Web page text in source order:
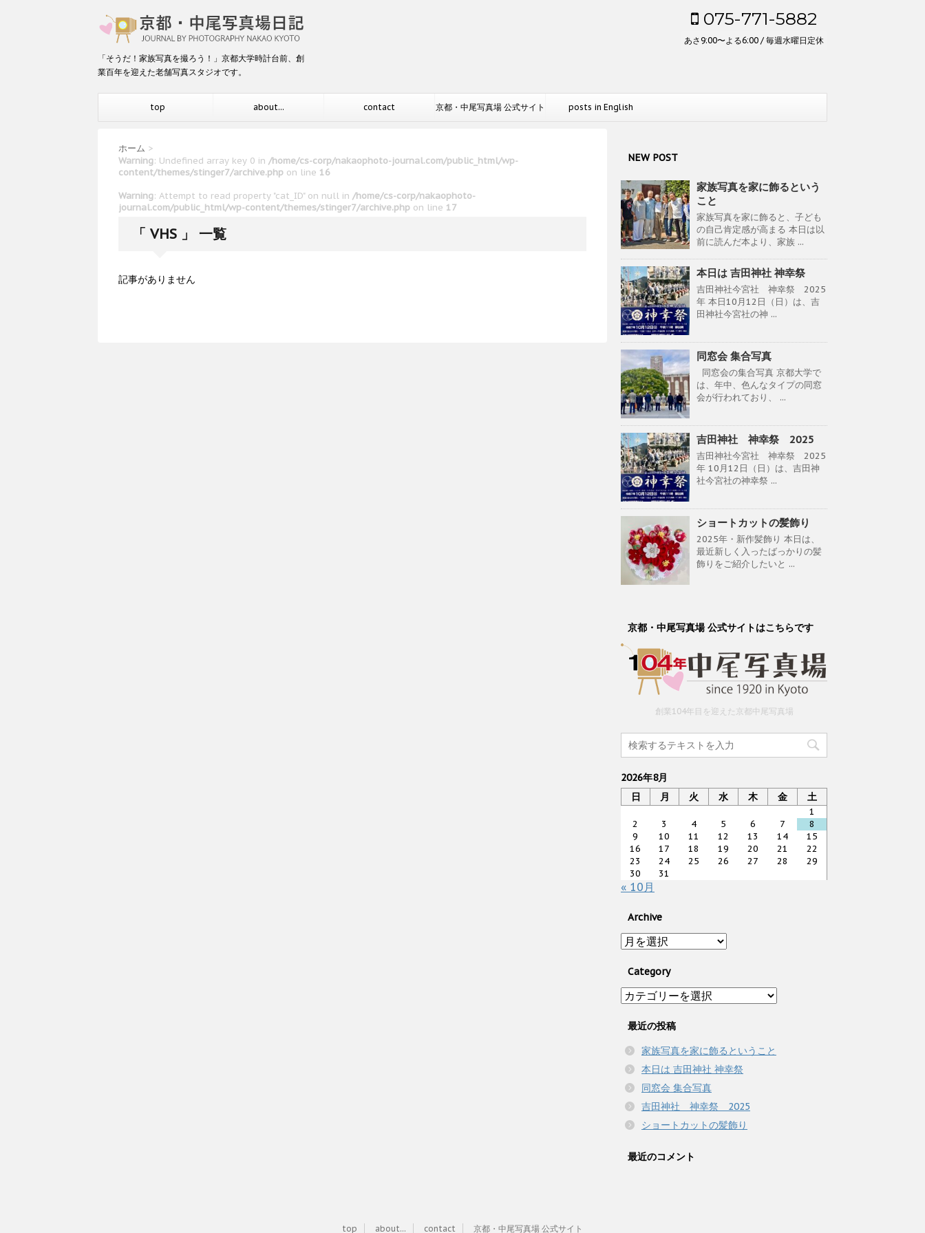
「そうだ！家族写真を撮ろう！」京都大学時計台前、創
業百年を迎えた老舗写真スタジオです。
075-771-5882
あさ9:00〜よる6:00 / 毎週水曜日定休
top about... contact 京都・中尾写真場 公式サイト posts in English
ホーム >
Warning: Undefined array key 0 in /home/cs-corp/nakaophoto-journal.com/public_html/wp-
content/themes/stinger7/archive.php on line 16
Warning: Attempt to read property "cat_ID" on null in /home/cs-corp/nakaophoto-
journal.com/public_html/wp-content/themes/stinger7/archive.php on line 17
「 VHS 」 一覧
記事がありません
NEW POST
家族写真を家に飾るという
こと
家族写真を家に飾ると、子ども
の自己肯定感が高まる 本日は以
前に読んだ本より、家族 ...
本日は 吉田神社 神幸祭
吉田神社今宮社 神幸祭 2025
年 本日10月12日（日）は、吉
田神社今宮社の神 ...
同窓会 集合写真
同窓会の集合写真 京都大学で
は、年中、色んなタイプの同窓
会が行われており、 ...
吉田神社 神幸祭 2025
吉田神社今宮社 神幸祭 2025
年 10月12日（日）は、吉田神
社今宮社の神幸祭 ...
ショートカットの髪飾り
2025年・新作髪飾り 本日は、
最近新しく入ったばっかりの髪
飾りをご紹介したいと ...
京都・中尾写真場 公式サイトはこちらです
創業104年目を迎えた京都中尾写真場
2026年8月
日
月 火 水 木 金 土
1
2
3 4 5 6 7
8
9
10 11 12 13 14
15
16
17 18 19 20 21
22
23
24 25 26 27 28
29
30
31
« 10月
Archive
Archive
Category
Category
最近の投稿
家族写真を家に飾るということ
本日は 吉田神社 神幸祭
同窓会 集合写真
吉田神社 神幸祭 2025
ショートカットの髪飾り
最近のコメント
top about... contact 京都・中尾写真場 公式サイト